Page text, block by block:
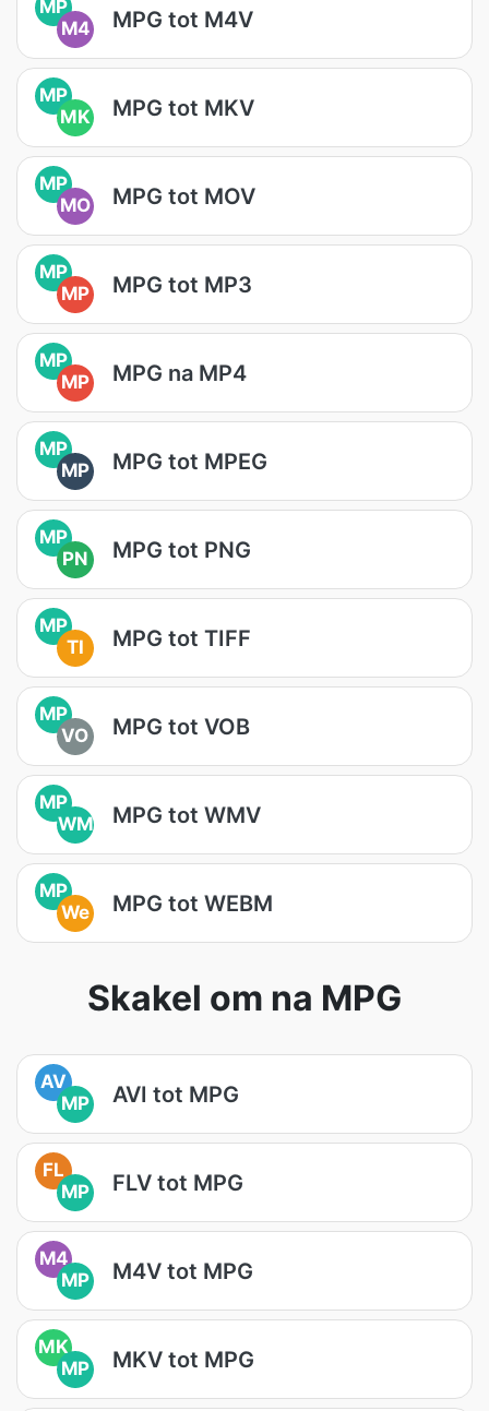
MP
M4
MPG tot M4V
MP
MK
MPG tot MKV
MP
MO
MPG tot MOV
MP
MP
MPG tot MP3
MP
MP
MPG na MP4
MP
MP
MPG tot MPEG
MP
PN
MPG tot PNG
MP
TI
MPG tot TIFF
MP
VO
MPG tot VOB
MP
WM
MPG tot WMV
MP
We
MPG tot WEBM
Skakel om na MPG
AV
MP
AVI tot MPG
FL
MP
FLV tot MPG
M4
MP
M4V tot MPG
MK
MP
MKV tot MPG